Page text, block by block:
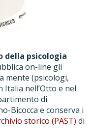
della psicologia
on-line gli
mente (psicologi,
Italia nell’Otto e nel
di
Bicocca e conserva i
storico (PAST) di